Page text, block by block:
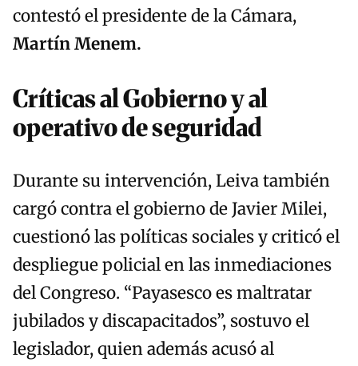
contestó el presidente de la Cámara,
Martín Menem.
Críticas al Gobierno y al
operativo de seguridad
Durante su intervención, Leiva también
cargó contra el gobierno de Javier Milei,
cuestionó las políticas sociales y criticó el
despliegue policial en las inmediaciones
del Congreso. “Payasesco es maltratar
jubilados y discapacitados”, sostuvo el
legislador, quien además acusó al